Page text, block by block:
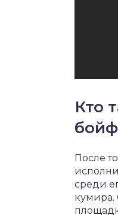
Кто
После
среди